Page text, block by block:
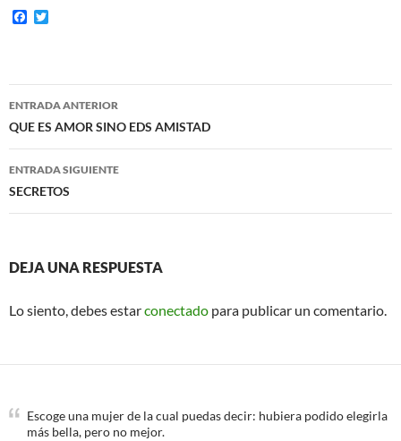
F
o
o
e
r
Navegación
de
entradas
ENTRADA ANTERIOR
QUE ES AMOR SINO EDS AMISTAD
ENTRADA SIGUIENTE
SECRETOS
DEJA UNA RESPUESTA
Lo siento, debes estarconectado para publicar un comentario.
Escoge una mujer de la cual puedas decir: hubiera podido elegirla
más bella, pero no mejor.